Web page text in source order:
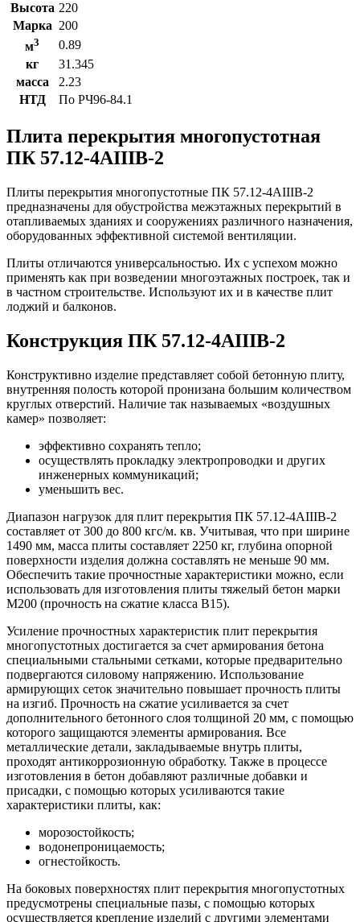
Высота 220
Марка 200
м3
0.89
кг
31.345
масса
2.23
НТД
По РЧ96-84.1
Плита перекрытия многопустотная
ПК 57.12-4АIIIВ-2
Плиты перекрытия многопустотные ПК 57.12-4АIIIВ-2
предназначены для обустройства межэтажных перекрытий в
отапливаемых зданиях и сооружениях различного назначения,
оборудованных эффективной системой вентиляции.
Плиты отличаются универсальностью. Их с успехом можно
применять как при возведении многоэтажных построек, так и
в частном строительстве. Используют их и в качестве плит
лоджий и балконов.
Конструкция ПК 57.12-4АIIIВ-2
Конструктивно изделие представляет собой бетонную плиту,
внутренняя полость которой пронизана большим количеством
круглых отверстий. Наличие так называемых «воздушных
камер» позволяет:
эффективно сохранять тепло;
осуществлять прокладку электропроводки и других
инженерных коммуникаций;
уменьшить вес.
Диапазон нагрузок для плит перекрытия ПК 57.12-4АIIIВ-2
составляет от 300 до 800 кгс/м. кв. Учитывая, что при ширине
1490 мм, масса плиты составляет 2250 кг, глубина опорной
поверхности изделия должна составлять не меньше 90 мм.
Обеспечить такие прочностные характеристики можно, если
использовать для изготовления плиты тяжелый бетон марки
М200 (прочность на сжатие класса В15).
Усиление прочностных характеристик плит перекрытия
многопустотных достигается за счет армирования бетона
специальными стальными сетками, которые предварительно
подвергаются силовому напряжению. Использование
армирующих сеток значительно повышает прочность плиты
на изгиб. Прочность на сжатие усиливается за счет
дополнительного бетонного слоя толщиной 20 мм, с помощью
которого защищаются элементы армирования. Все
металлические детали, закладываемые внутрь плиты,
проходят антикоррозионную обработку. Также в процессе
изготовления в бетон добавляют различные добавки и
присадки, с помощью которых усиливаются такие
характеристики плиты, как:
морозостойкость;
водонепроницаемость;
огнестойкость.
На боковых поверхностях плит перекрытия многопустотных
предусмотрены специальные пазы, с помощью которых
осуществляется крепление изделий с другими элементами